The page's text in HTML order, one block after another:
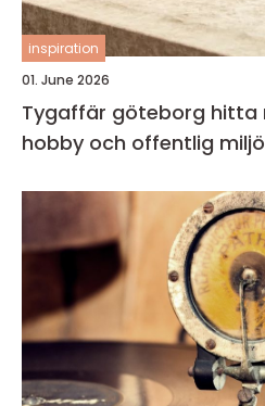
inspiration
01. June 2026
Tygaffär göteborg hitta rätt textil för hem,
hobby och offentlig miljö